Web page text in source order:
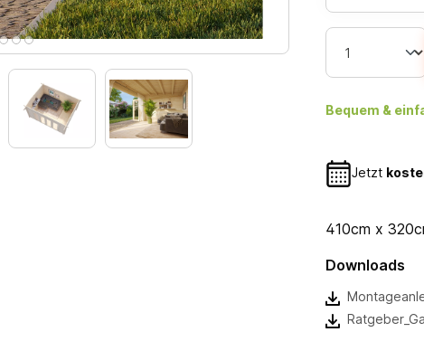
Bequem &
Jetzt
410cm x
Downloads